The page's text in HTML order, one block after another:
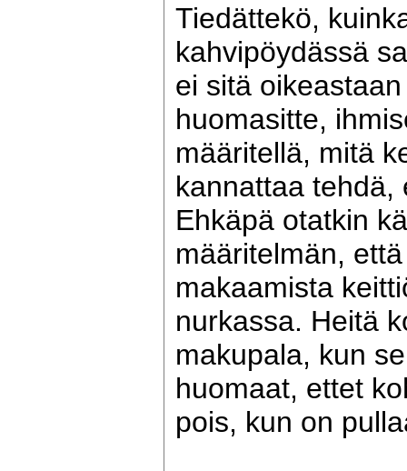
Tiedättekö,
kahvipöydässä
ei sitä
huomasitte,
määritellä, mitä
kannattaa tehdä,
Ehkäpä otatkin
määritelmän,
makaamista
nurkassa. Heitä
makupala, kun
huomaat, ettet
pois, kun on